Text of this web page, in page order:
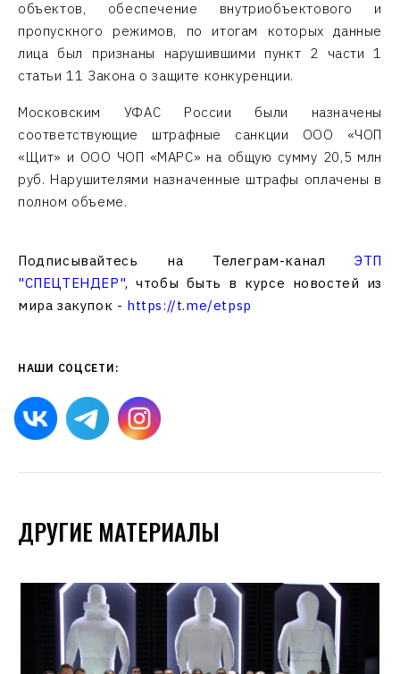
объектов, обеспечение внутриобъектового и
пропускного режимов, по итогам которых данные
лица был признаны нарушившими пункт 2 части 1
статьи 11 Закона о защите конкуренции.
Московским УФАС России были назначены
соответствующие штрафные санкции ООО «ЧОП
«Щит» и ООО ЧОП «МАРС» на общую сумму 20,5 млн
руб. Нарушителями назначенные штрафы оплачены в
полном объеме.
Подписывайтесь на Телеграм-каналЭТП
"СПЕЦТЕНДЕР", чтобы быть в курсе новостей из
мира закупок - https://t.me/etpsp
НАШИ СОЦСЕТИ:
ДРУГИЕ МАТЕРИАЛЫ